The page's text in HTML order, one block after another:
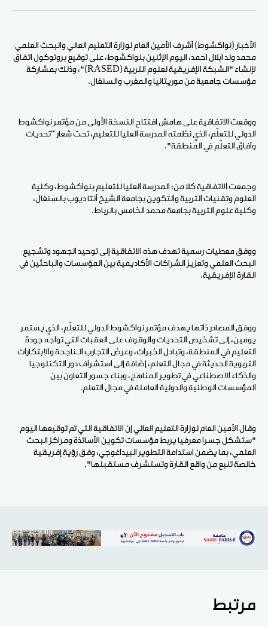
الفيسبوكPinterest
لينكد WhatsApp
الإيميل
الأخبار (نواكشوط) أشرف الأمين العام لوزارة التعليم العالي والبحث العلمي
محمد ولد ابلال احمد، اليوم الإثنين بنواكشوط، على توقيع بروتوكول اتفاق
لإنشاء "الشبكة الإفريقية لعلوم التربية (RASED)"، وذلك بمشاركة
مؤسسات جامعية من موريتانيا والمغرب والسنغال.
ووقعت الاتفاقية على هامش افتتاح النسخة الأولى من مؤتمر نواكشوط
الدولي للتعلّم، الذي نظمته المدرسة العليا للتعليم، تحت شعار “تحديات
وآفاق التعلّم في المنطقة".
وجمعت الاتفاقية كلا من: المدرسة العليا للتعليم بنواكشوط، وكلية
العلوم وتقنيات التربية والتكوين بجامعة الشيخ أنتا ديوب بالسنغال،
وكلية علوم التربية بجامعة محمد الخامس بالرباط.
ووفق معطيات رسمية تهدف هذه الاتفاقية إلى توحيد الجهود وتشجيع
البحث العلمي وتعزيز الشراكات الأكاديمية بين المؤسسات والباحثين في
القارة الإفريقية.
ووفق المصادر ذاتها يهدف مؤتمر نواكشوط الدولي للتعلّم، الذي يستمر
يومين، إلى تشخيص التحديات والوقوف على العقبات التي تواجه جودة
التعليم في المنطقة، وتبادل الخبرات، وعرض التجارب الـناجحة والابتكارات
التربوية الحديثة في مجال التعلم، إضافة إلى استشراف دور التكنلوجيا
والذكاء الاصطناعي في تطوير المناهج، وبناء جسور التعاون بين
المؤسسات الوطنية والدولية العاملة في مجال التعلم.
وقال الأمين العام لوزارة التعليم العالي إن الاتفاقية التي تم توقيعها اليوم
"ستشكل جسرا معرفيا يربط مؤسسات تكوين الأساتذة ومراكز البحث
العلمي، بما يضمن استدامة التطوير البيداغوجي، وفق رؤية إفريقية
خالصة تنبع من واقع القارة وتستشرف مستقبلها".
مرتبط